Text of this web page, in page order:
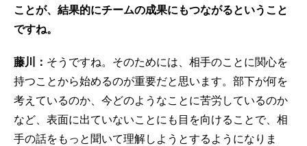
ことが、結果的にチームの成果にもつながるということ
ですね。
藤川： そうですね。そのためには、相手のことに関心を
持つことから始めるのが重要だと思います。部下が何を
考えているのか、今どのようなことに苦労しているのか
など、表面に出ていないことにも目を向けることで、相
手の話をもっと聞いて理解しようとするようになりま